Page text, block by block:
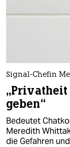
Signal-Chefin
geben“
Bedeutet
Meredith
die Gefahren